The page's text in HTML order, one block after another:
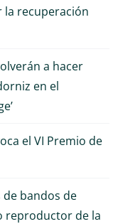
recuperación
a hacer
en el
el VI Premio de
de bandos de
reproductor de la